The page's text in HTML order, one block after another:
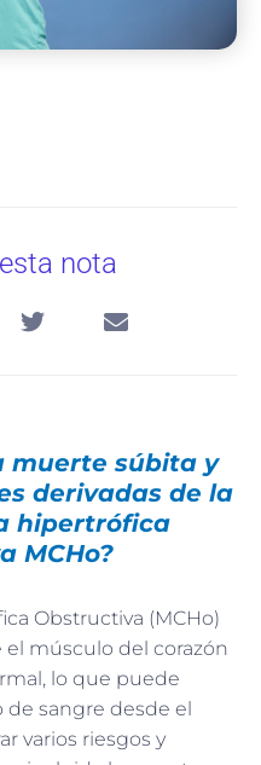
nota
muerte súbita y
derivadas de la
hipertrófica
MCHo?
Obstructiva (MCHo)
músculo del corazón
lo que puede
sangre desde el
varios riesgos y